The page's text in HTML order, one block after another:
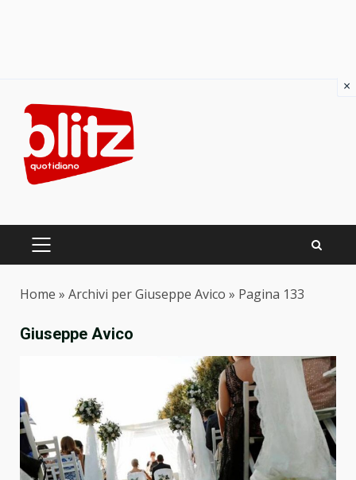
content
PRIMARY
Home » Archivi per Giuseppe Avico » Pagina 133
Giuseppe Avico
×